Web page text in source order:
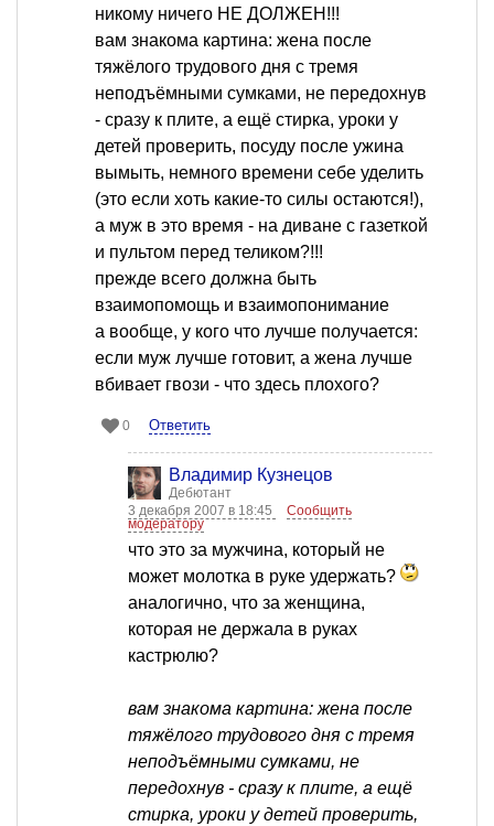
никому ничего НЕ ДОЛЖЕН!!!
вам знакома картина: жена после
тяжёлого трудового дня с тремя
неподъёмными сумками, не передохнув
- сразу к плите, а ещё стирка, уроки у
детей проверить, посуду после ужина
вымыть, немного времени себе уделить
(это если хоть какие-то силы остаются!),
а муж в это время - на диване с газеткой
и пультом перед теликом?!!!
прежде всего должна быть
взаимопомощь и взаимопонимание
а вообще, у кого что лучше получается:
если муж лучше готовит, а жена лучше
вбивает гвози - что здесь плохого?
0 Ответить
Владимир Кузнецов
Дебютант
3 декабря 2007 в 18:45
Сообщить
модератору
что это за мужчина, который не
может молотка в руке удержать?
аналогично, что за женщина,
которая не держала в руках
кастрюлю?
вам знакома картина: жена после
тяжёлого трудового дня с тремя
неподъёмными сумками, не
передохнув - сразу к плите, а ещё
стирка, уроки у детей проверить,